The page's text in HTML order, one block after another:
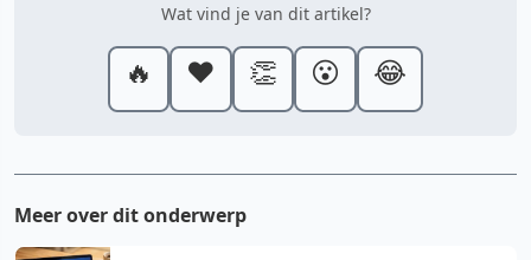
Wat vind je van dit artikel?
🔥 ❤️ 👏 😮 😂
Meer over dit onderwerp